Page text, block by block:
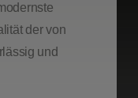
der von
und